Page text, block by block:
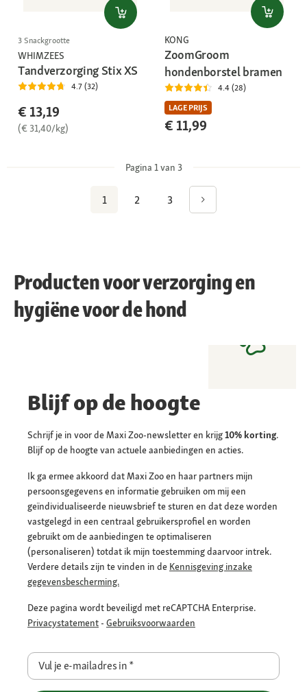
3 Snackgrootte
WHIMZEES
Tandverzorging Stix XS
4.7 (32)
€ 13,19
(€ 31,40/kg)
KONG
ZoomGroom
hondenborstel bramen
4.4 (28)
LAGE PRIJS
€ 11,99
Pagina 1 van 3
1 2 3
Producten voor verzorging en
hygiëne voor de hond
Blijf op de hoogte
Schrijf je in voor de Maxi Zoo-newsletter en krijg10% korting.
Blijf op de hoogte van actuele aanbiedingen en acties.
Ik ga ermee akkoord dat Maxi Zoo en haar partners mijn
persoonsgegevens en informatie gebruiken om mij een
geïndividualiseerde nieuwsbrief te sturen en dat deze worden
vastgelegd in een centraal gebruikersprofiel en worden
gebruikt om de aanbiedingen te optimaliseren
(personaliseren) totdat ik mijn toestemming daarvoor intrek.
Verdere details zijn te vinden in de Kennisgeving inzake
gegevensbescherming.
Deze pagina wordt beveiligd met reCAPTCHA Enterprise.
Privacystatement - Gebruiksvoorwaarden
Vul je e-mailadres in*